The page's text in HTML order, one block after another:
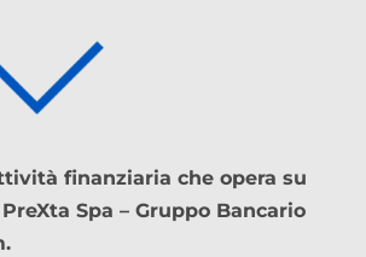
finanziaria che opera su
Spa – Gruppo Bancario